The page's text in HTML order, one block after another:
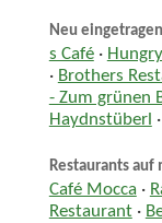
Neu
s Café·
· Brothers
- Zum grünen
Haydnstüberl ·
Restaurants
Café Mocca ·
Restaurant·